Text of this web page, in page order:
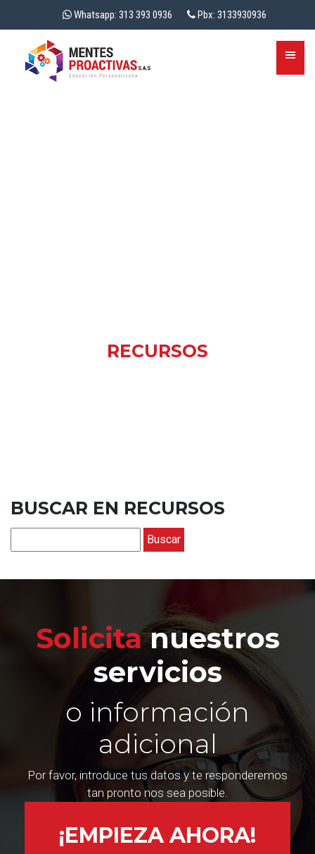
Whatsapp: 313 393 0936 Pbx: 3133930936
RECURSOS
BUSCAR EN RECURSOS
Solicitanuestros
servicios
o información
adicional
Por favor, introduce tus datos y te responderemos
tan pronto nos sea posible.
¡EMPIEZA AHORA!